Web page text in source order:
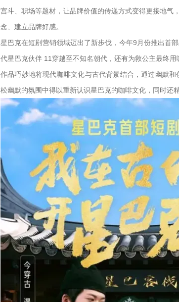
宫斗、职场等题材，让品牌价值的传递方式变得更接地气
念、建立品牌好感。
星巴克在短剧营销领域迈出了新步伐，今年9月份推出首
代星巴克伙伴 11穿越至不知名朝代，还有为救公主最终用
作品巧妙地将现代咖啡文化与古代背景结合，通过幽默
松幽默的氛围中得以重新认识星巴克的咖啡文化，同时还